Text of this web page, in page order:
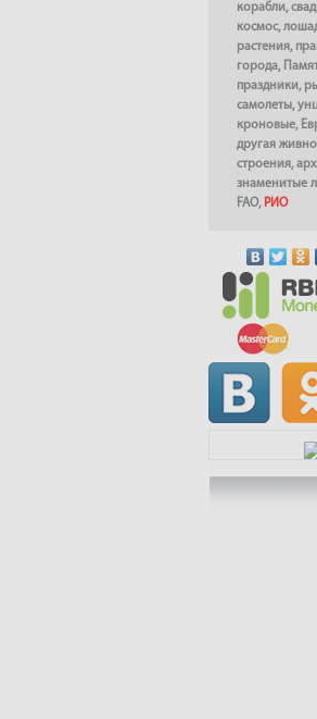
корабли,
космос,
растения,
города,
праздники,
самолеты,
кроновые,
другая
строения,
знаменитые
FAO, РИО